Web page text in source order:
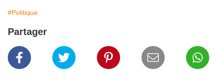
#Politique
Partager